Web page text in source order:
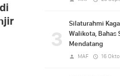
3
Silaturahmi
Walikota, Bahas
Mendatang
MAF 16